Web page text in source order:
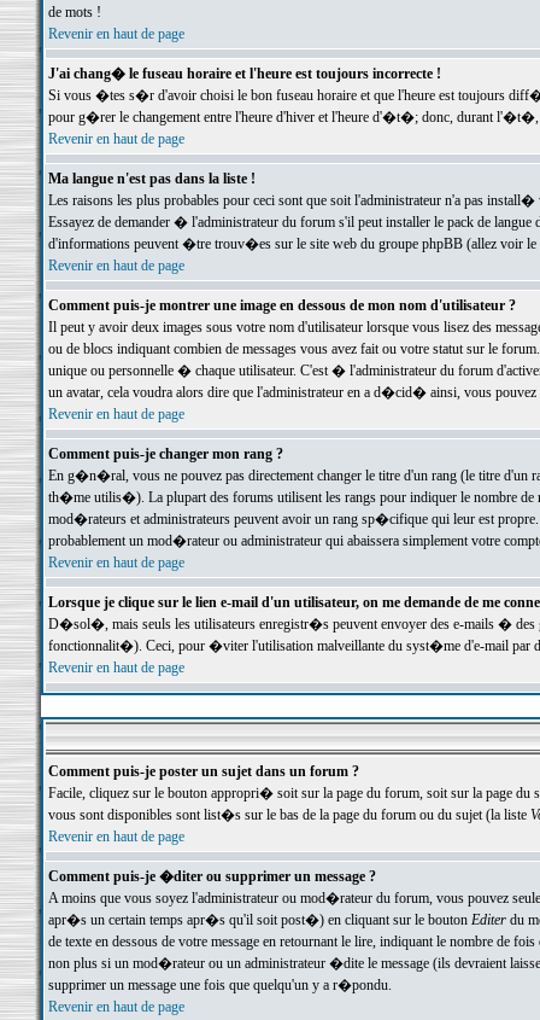
de mots !
Revenir en haut de page
J'ai chang� le fuseau horaire et l'heure est toujours incorrecte !
Si vous �tes s�r d'avoir choisi le bon fuseau horaire et que l'heure est toujours
pour g�rer le changement entre l'heure d'hiver et l'heure d'�t�; donc, durant
Revenir en haut de page
Ma langue n'est pas dans la liste !
Les raisons les plus probables pour ceci sont que soit l'administrateur n'a pas
Essayez de demander � l'administrateur du forum s'il peut installer le pack de
d'informations peuvent �tre trouv�es sur le site web du groupe phpBB (allez voir le
Revenir en haut de page
Comment puis-je montrer une image en dessous de mon nom d'utilisateur ?
Il peut y avoir deux images sous votre nom d'utilisateur lorsque vous lisez des
ou de blocs indiquant combien de messages vous avez fait ou votre statut sur le
unique ou personnelle � chaque utilisateur. C'est � l'administrateur du forum
un avatar, cela voudra alors dire que l'administrateur en a d�cid� ainsi, vous
Revenir en haut de page
Comment puis-je changer mon rang ?
En g�n�ral, vous ne pouvez pas directement changer le titre d'un rang (le titre d'un
th�me utilis�). La plupart des forums utilisent les rangs pour indiquer le nombre de
mod�rateurs et administrateurs peuvent avoir un rang sp�cifique qui leur est
probablement un mod�rateur ou administrateur qui abaissera simplement votre
Revenir en haut de page
Lorsque je clique sur le lien e-mail d'un utilisateur, on me demande de me
D�sol�, mais seuls les utilisateurs enregistr�s peuvent envoyer des e-mails �
fonctionnalit�). Ceci, pour �viter l'utilisation malveillante du syst�me d'e-mail par
Revenir en haut de page
Comment puis-je poster un sujet dans un forum ?
Facile, cliquez sur le bouton appropri� soit sur la page du forum, soit sur la page du
vous sont disponibles sont list�s sur le bas de la page du forum ou du sujet (la liste
Revenir en haut de page
Comment puis-je �diter ou supprimer un message ?
A moins que vous soyez l'administrateur ou mod�rateur du forum, vous pouvez
apr�s un certain temps apr�s qu'il soit post�) en cliquant sur le bouton Editerdu
de texte en dessous de votre message en retournant le lire, indiquant le nombre
non plus si un mod�rateur ou un administrateur �dite le message (ils devraient
supprimer un message une fois que quelqu'un y a r�pondu.
Revenir en haut de page